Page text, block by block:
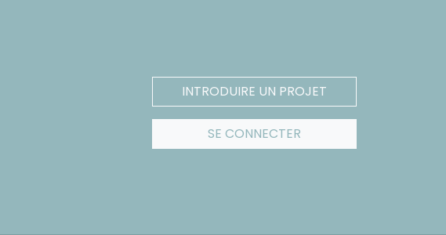
INTRODUIRE UN PROJET
SE CONNECTER